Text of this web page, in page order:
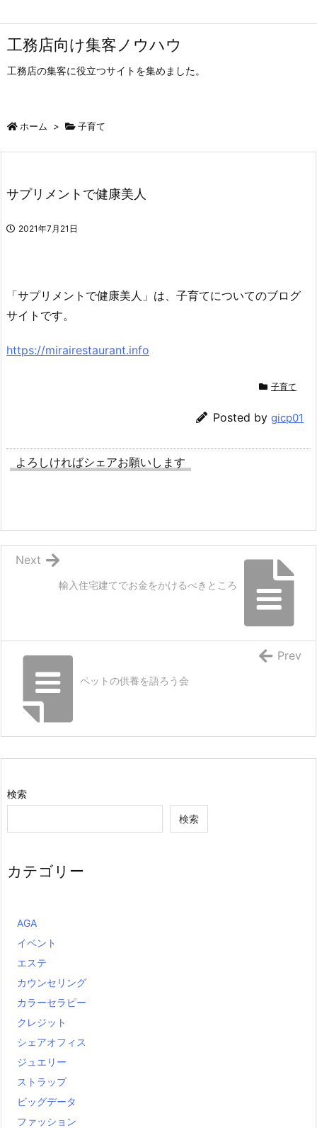
工務店向け集客ノウハウ
工務店の集客に役立つサイトを集めました。
ホーム > 子育て
サプリメントで健康美人
2021年7月21日
「サプリメントで健康美人」は、子育てについてのブログ
サイトです。
https://mirairestaurant.info
子育て
Posted by gicp01
よろしければシェアお願いします
輸入住宅建てでお金をかけるべきところ
Next
ペットの供養を語ろう会
Prev
検索
検索
カテゴリー
AGA
イベント
エステ
カウンセリング
カラーセラピー
クレジット
シェアオフィス
ジュエリー
ストラップ
ビッグデータ
ファッション